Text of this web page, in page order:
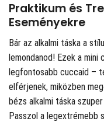
Praktikum és
Eseményekre
Bár az alkalmi táska a
lemondanod! Ezek a mini
legfontosabb cuccaid –
elférjenek, miközben
bézs alkalmi táska
Passzol a legextrémebb